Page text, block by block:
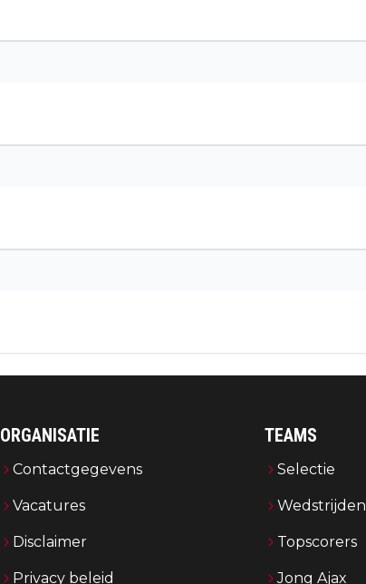
ORGANISATIE
Contactgegevens
Vacatures
Disclaimer
Privacy beleid
TEAMS
Selectie
Wedstrijden
Topscorers
Jong Ajax